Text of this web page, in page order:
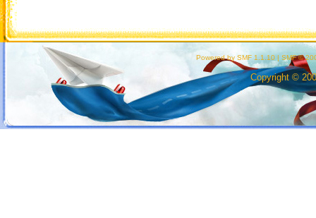
Powered by SMF 1.1.10 | SMF ©
Copyright ©